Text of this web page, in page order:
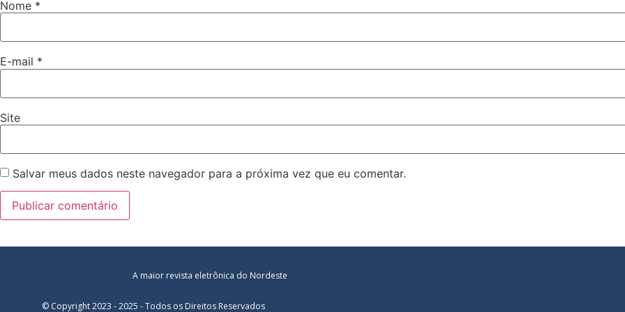
Nome *
E-mail *
Site
Salvar meus dados neste navegador para a próxima vez que eu comentar.
A maior revista eletrônica do Nordeste
© Copyright 2023 - 2025 - Todos os Direitos Reservados